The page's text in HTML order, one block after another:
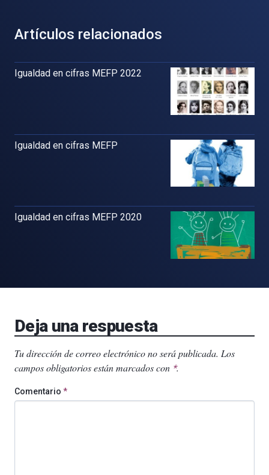
Artículos relacionados
Igualdad en cifras MEFP 2022
Igualdad en cifras MEFP
Igualdad en cifras MEFP 2020
Deja una respuesta
Tu dirección de correo electrónico no será publicada. Los
campos obligatorios están marcados con *.
Comentario *